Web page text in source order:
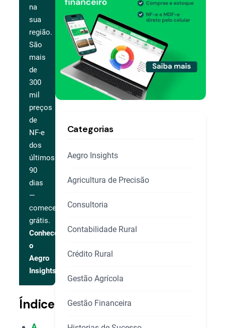
na
sua
região.
São
mais
de
300
mil
preços
de
NF-e
dos
últimos
90
dias
—
comece
grátis.
Conhecer
o
Aegro
Insights
Índice
Categorias
Aegro Insights
Agricultura de Precisão
Consultoria
Contabilidade Rural
Crédito Rural
Gestão Agrícola
Gestão Financeira